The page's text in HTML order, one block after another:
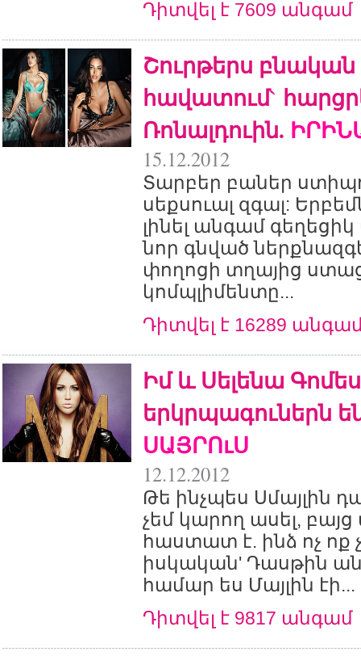
Դիտվել է 7609 անգամ
Շուրթերս բնական
հավատում`
Ռոնալդուին.
15.12.2012
Տարբեր բաներ
սեքսուալ զգալ:
լինել անգամ գեղեցիկ
նոր գնված
փողոցի տղայից
կոմպլիմենտը...
Դիտվել է 16289
Իմ և Սելենա
երկրպագուներն
ՍԱՅՐՈւՍ
12.12.2012
Թե ինչպես Սմայլին
չեմ կարող ասել,
հաստատ է. ինձ ոչ ոք
իսկական' Դասթին
համար ես Մայլին էի...
Դիտվել է 9817 անգամ